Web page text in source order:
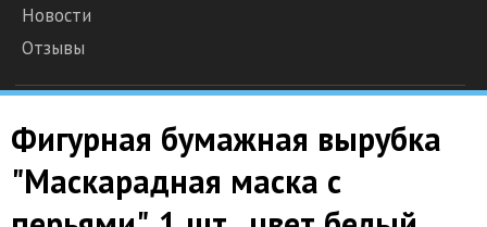
Новости
Отзывы
Фигурная бумажная вырубка
"Маскарадная маска с